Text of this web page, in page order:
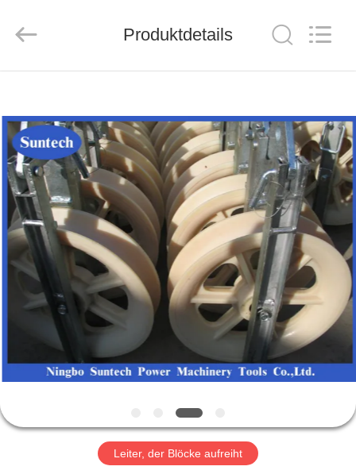
HAUSE
PRODUKTE
ÜBER
UNS
WERKSBESICHTIGUNG
QUALITÄTSKONTROLLE
NEUIGKEITEN
BITTE UM
Tools
Co.,Ltd..
Reserved.
Produktdetails
Leiter, der Blöcke aufreiht